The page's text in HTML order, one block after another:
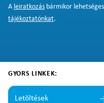
A leiratkozás bármikor
tájékoztatónkat.
GYORS LINKEK:
Letöltések